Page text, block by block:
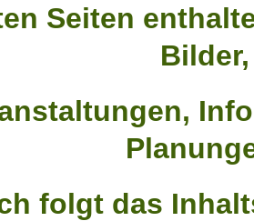
Seiten
Bilder,
folgt das